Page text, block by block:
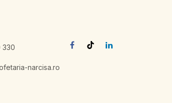
330
narcisa.ro